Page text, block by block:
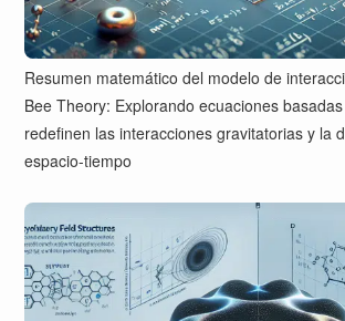
Resumen matemático del modelo de
Bee Theory: Explorando ecuaciones
redefinen las interacciones gravitatorias y la
espacio-tiempo